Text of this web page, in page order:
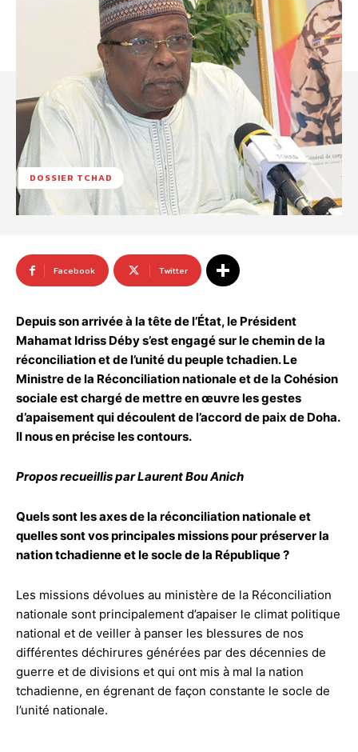
DOSSIER TCHAD
Facebook Twitter
Depuis son arrivée à la tête de l’État, le Président
Mahamat Idriss Déby s’est engagé sur le chemin de la
réconciliation et de l’unité du peuple tchadien. Le
Ministre de la Réconciliation nationale et de la Cohésion
sociale est chargé de mettre en œuvre les gestes
d’apaisement qui découlent de l’accord de paix de Doha.
Il nous en précise les contours.
Propos recueillis par Laurent Bou Anich
Quels sont les axes de la réconciliation nationale et
quelles sont vos principales missions pour préserver la
nation tchadienne et le socle de la République?
Les missions dévolues au ministère de la Réconciliation
nationale sont principalement d’apaiser le climat politique
national et de veiller à panser les blessures de nos
différentes déchirures générées par des décennies de
guerre et de divisions et qui ont mis à mal la nation
tchadienne, en égrenant de façon constante le socle de
l’unité nationale.